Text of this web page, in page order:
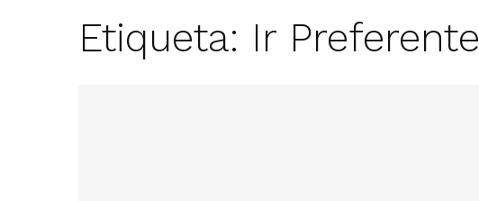
Etiqueta: Ir Preferente